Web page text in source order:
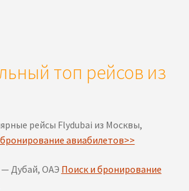
топ рейсов из
рейсы Flydubai из Москвы,
авиабилетов>>
— Дубай, ОАЭ Поиск и бронирование